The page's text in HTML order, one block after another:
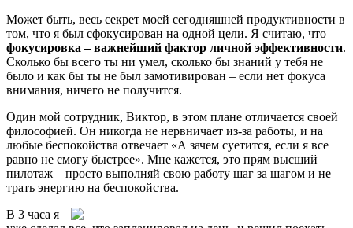
Может быть, весь секрет моей сегодняшней продуктивности в
том, что я был сфокусирован на одной цели. Я считаю, что
фокусировка – важнейший фактор личной эффективности.
Сколько бы всего ты ни умел, сколько бы знаний у тебя не
было и как бы ты не был замотивирован – если нет фокуса
внимания, ничего не получится.
Один мой сотрудник, Виктор, в этом плане отличается своей
философией. Он никогда не нервничает из-за работы, и на
любые беспокойства отвечает «А зачем суетится, если я все
равно не смогу быстрее». Мне кажется, это прям высший
пилотаж – просто выполняй свою работу шаг за шагом и не
трать энергию на беспокойства.
В 3 часа я